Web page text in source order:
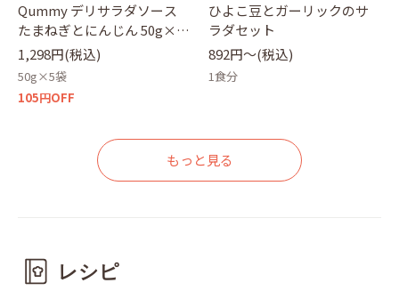
Qummy デリサラダソース
たまねぎとにんじん 50g×5
袋
1,298円(税込)
50g×5袋
105円OFF
ひよこ豆とガーリックのサ
ラダセット
892円〜(税込)
1食分
もっと見る
レシピ